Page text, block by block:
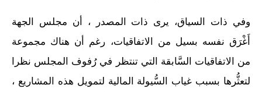
وفي ذات السياق، يرى ذات المصدر ، أن مجلس الجهة
أَغْرَق نفسه بسيل من الاتفاقيات، رغم أن هناك مجموعة
من الاتفاقيات السَّابقة التي تنتظر في رُفوف المجلس نظرا
لتعثُّرها بسبب غياب السُّيولة المالية لتمويل هذه المشاريع ،